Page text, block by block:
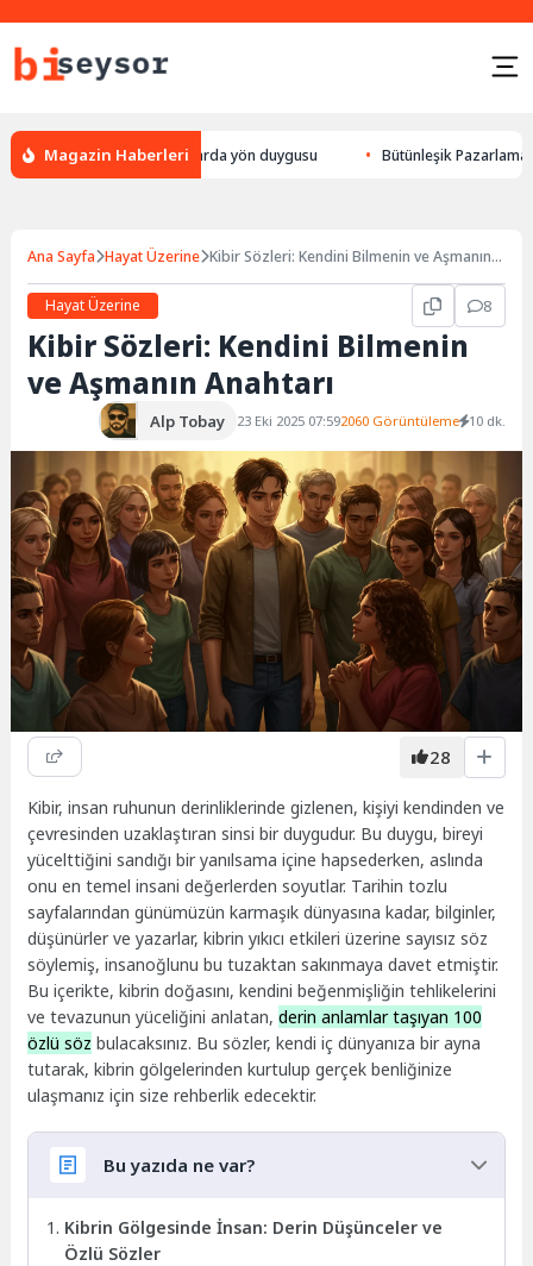
Magazin Haberleri
bulması, hayvanlarda yön duygusu Bütünleşik Pazarlama:
Ana Sayfa Hayat Üzerine Kibir Sözleri: Kendini Bilmenin ve Aşmanın
Hayat Üzerine
8
Kibir Sözleri: Kendini Bilmenin
ve Aşmanın Anahtarı
Alp Tobay 23 Eki 2025 07:592060 Görüntüleme 10 dk.
28
Kibir, insan ruhunun derinliklerinde gizlenen, kişiyi kendinden ve
çevresinden uzaklaştıran sinsi bir duygudur. Bu duygu, bireyi
yücelttiğini sandığı bir yanılsama içine hapsederken, aslında
onu en temel insani değerlerden soyutlar. Tarihin tozlu
sayfalarından günümüzün karmaşık dünyasına kadar, bilginler,
düşünürler ve yazarlar, kibrin yıkıcı etkileri üzerine sayısız söz
söylemiş, insanoğlunu bu tuzaktan sakınmaya davet etmiştir.
Bu içerikte, kibrin doğasını, kendini beğenmişliğin tehlikelerini
ve tevazunun yüceliğini anlatan,derin anlamlar taşıyan 100
özlü söz bulacaksınız. Bu sözler, kendi iç dünyanıza bir ayna
tutarak, kibrin gölgelerinden kurtulup gerçek benliğinize
ulaşmanız için size rehberlik edecektir.
Bu yazıda ne var?
Kibrin Gölgesinde İnsan: Derin Düşünceler ve
Özlü Sözler